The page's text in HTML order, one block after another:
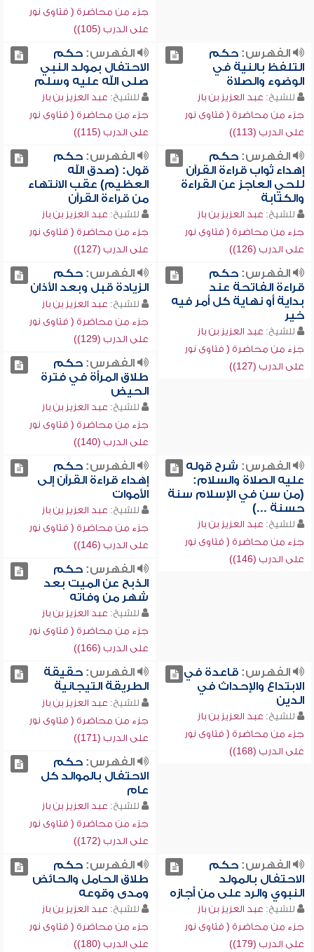
جزء من محاضرة ( فتاوى نور
على الدرب (105))
الفهرس:حكم
التلفظ بالنية في
الوضوء والصلاة
للشيخ: عبد العزيز بن باز
جزء من محاضرة ( فتاوى نور
على الدرب (113))
الفهرس:حكم
الاحتفال بمولد النبي
صلى الله عليه وسلم
للشيخ: عبد العزيز بن باز
جزء من محاضرة ( فتاوى نور
على الدرب (115))
الفهرس:حكم
إهداء ثواب قراءة القرآن
للحي العاجز عن القراءة
والكتابة
للشيخ: عبد العزيز بن باز
جزء من محاضرة ( فتاوى نور
على الدرب (126))
الفهرس:حكم
قول: (صدق الله
العظيم) عقب الانتهاء
من قراءة القرآن
للشيخ: عبد العزيز بن باز
جزء من محاضرة ( فتاوى نور
على الدرب (127))
الفهرس:حكم
قراءة الفاتحة عند
بداية أو نهاية كل أمر فيه
خير
للشيخ: عبد العزيز بن باز
جزء من محاضرة ( فتاوى نور
على الدرب (127))
الفهرس:حكم
الزيادة قبل وبعد الأذان
للشيخ: عبد العزيز بن باز
جزء من محاضرة ( فتاوى نور
على الدرب (129))
الفهرس:حكم
طلاق المرأة في فترة
الحيض
للشيخ: عبد العزيز بن باز
جزء من محاضرة ( فتاوى نور
على الدرب (140))
الفهرس: شرح قوله
عليه الصلاة والسلام:
(من سن في الإسلام سنة
حسنة ...)
للشيخ: عبد العزيز بن باز
جزء من محاضرة ( فتاوى نور
على الدرب (146))
الفهرس:حكم
إهداء قراءة القرآن إلى
الأموات
للشيخ: عبد العزيز بن باز
جزء من محاضرة ( فتاوى نور
على الدرب (146))
الفهرس:حكم
الذبح عن الميت بعد
شهر من وفاته
للشيخ: عبد العزيز بن باز
جزء من محاضرة ( فتاوى نور
على الدرب (166))
الفهرس:قاعدة في
الابتداع والإحداث في
الدين
للشيخ: عبد العزيز بن باز
جزء من محاضرة ( فتاوى نور
على الدرب (168))
الفهرس:حقيقة
الطريقة التيجانية
للشيخ: عبد العزيز بن باز
جزء من محاضرة ( فتاوى نور
على الدرب (171))
الفهرس:حكم
الاحتفال بالموالد كل
عام
للشيخ: عبد العزيز بن باز
جزء من محاضرة ( فتاوى نور
على الدرب (172))
الفهرس:حكم
الاحتفال بالمولد
النبوي والرد على من أجازه
للشيخ: عبد العزيز بن باز
جزء من محاضرة ( فتاوى نور
على الدرب (179))
الفهرس:حكم
طلاق الحامل والحائض
ومدى وقوعه
للشيخ: عبد العزيز بن باز
جزء من محاضرة ( فتاوى نور
على الدرب (180))